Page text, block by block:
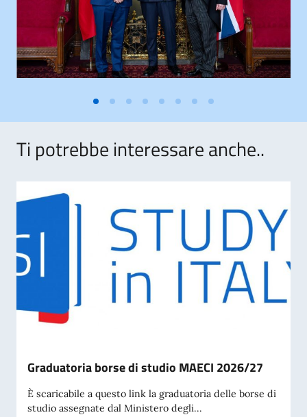
Ti potrebbe interessare anche..
Graduatoria borse di studio MAECI 2026/27
È scaricabile a questo link la graduatoria delle borse di
studio assegnate dal Ministero degli...